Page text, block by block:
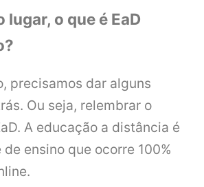
lugar, o que é EaD
precisamos dar alguns
Ou seja, relembrar o
A educação a distância é
ensino que ocorre 100%